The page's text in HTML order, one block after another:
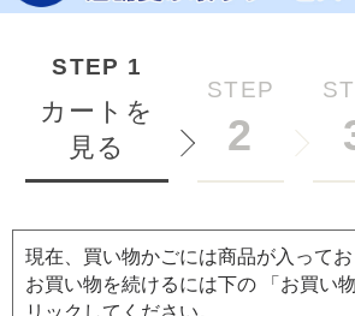
STEP 1
カートを
見る
STEP
2
現在、買い物かごには商品が入ってお
お買い物を続けるには下の 「お買い
リックしてください。